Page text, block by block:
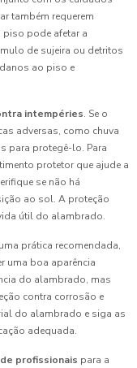
também requerem
piso pode afetar a
de sujeira ou detritos
ao piso e
intempéries. Se o
adversas, como chuva
para protegê-lo. Para
protetor que ajude a
se não há
ao sol. A proteção
útil do alambrado.
prática recomendada,
uma boa aparência
do alambrado, mas
contra corrosão e
do alambrado e siga as
adequada.
profissionais para a